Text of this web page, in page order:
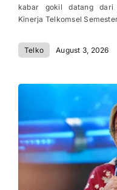
kabar gokil datang dari
Kinerja Telkomsel
Telko August 3, 2026